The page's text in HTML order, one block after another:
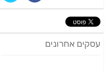
עסקים אחרונים